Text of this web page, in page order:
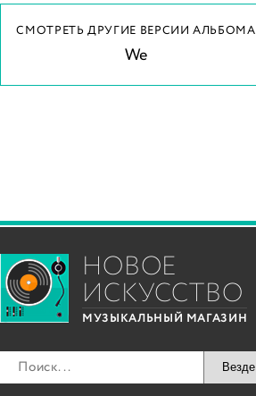
СМОТРЕТЬ ДРУГИЕ ВЕРСИИ АЛЬБОМА
We
НОВОЕ
ИСКУССТВО
МУЗЫКАЛЬНЫЙ МАГАЗИН